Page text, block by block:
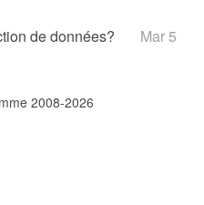
de données? Mar 5
2008-2026